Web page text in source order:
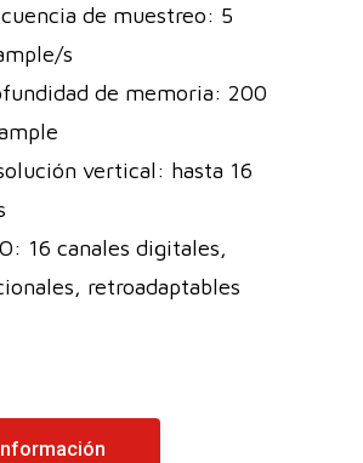
de muestreo: 5
s
de memoria: 200
vertical: hasta 16
16 canales digitales,
retroadaptables